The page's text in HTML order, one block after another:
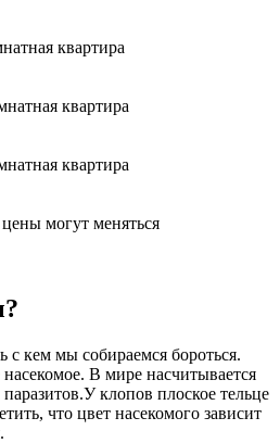
квартира
квартира
квартира
могут меняться
с кем мы собираемся бороться.
В мире насчитывается
клопов плоское тельце
что цвет насекомого зависит